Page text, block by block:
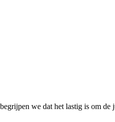
we dat het lastig is om